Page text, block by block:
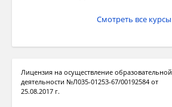
Смотреть все курсы
Лицензия на осуществление образовательной
деятельности №Л035-01253-67/00192584 от
25.08.2017 г.